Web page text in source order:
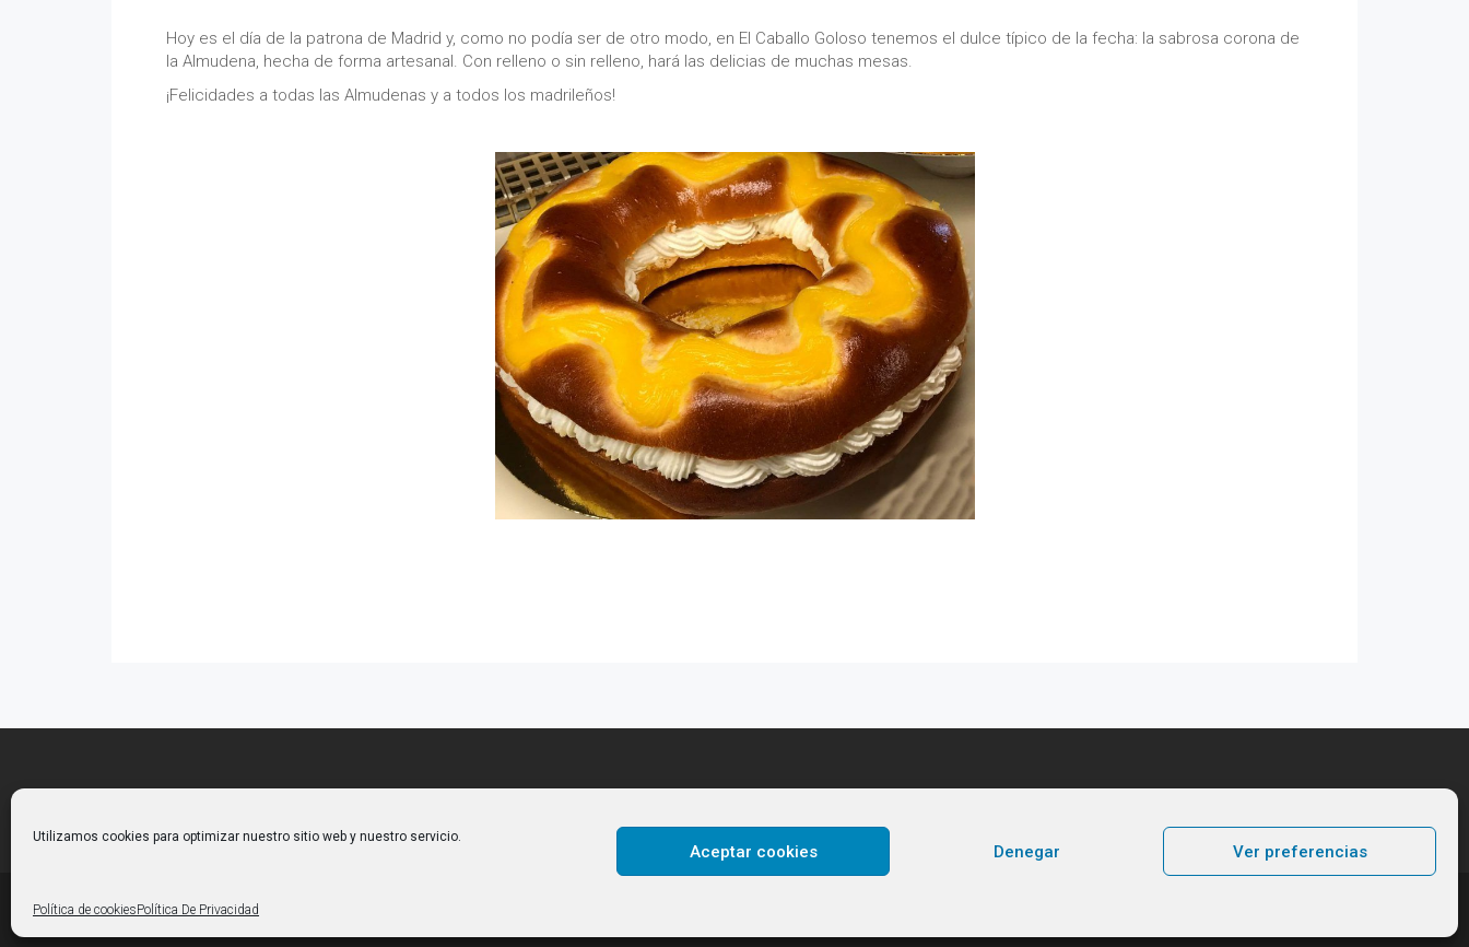
Utilizamos cookies para optimizar nuestro sitio web y nuestro servicio.
Aceptar cookies Denegar Ver preferencias
Política de cookiesPolítica De Privacidad
Hoy es el día de la patrona de Madrid y, como no podía ser de otro modo, en El Caballo Goloso tenemos el dulce típico de la fecha: la sabrosa corona de
la Almudena, hecha de forma artesanal. Con relleno o sin relleno, hará las delicias de muchas mesas.
¡Felicidades a todas las Almudenas y a todos los madrileños!
Copyright 2024© El Caballo Goloso Web diseñada por